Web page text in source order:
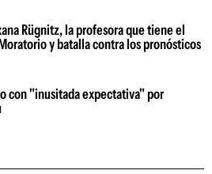
Rügnitz, la profesora que tiene el
y batalla contra los pronósticos
con "inusitada expectativa" por